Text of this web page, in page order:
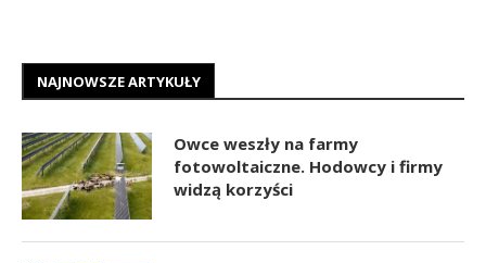
NAJNOWSZE ARTYKUŁY
Owce weszły na farmy
fotowoltaiczne. Hodowcy i firmy
widzą korzyści